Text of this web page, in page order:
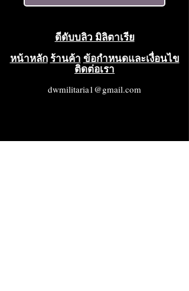
ดีดับบลิว มิลิตาเรีย
หน้าหลัก ร้านค้า ข้อกำหนดและเงื่อนไข
ติดต่อเรา
dwmilitaria1@gmail.com